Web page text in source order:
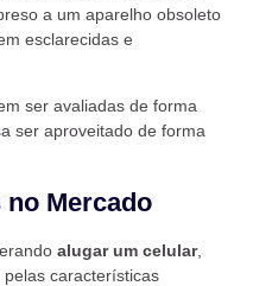
a um aparelho obsoleto
esclarecidas e
ser avaliadas de forma
ser aproveitado de forma
Mercado
alugar um celular,
características